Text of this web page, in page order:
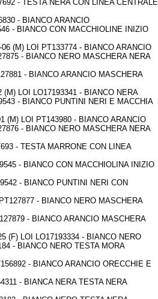
- TESTA NERA CON LINEA CENTRALE
- BIANCO ARANCIO
- BIANCO CON MACCHIOLINE INIZIO
06 (M) LOI PT133774 - BIANCO ARANCIO
- BIANCO NERO MASCHERA NERA
- BIANCO ARANCIO MASCHERA
(M) LOI LO17193341 - BIANCO NERA
- BIANCO PUNTINI NERI E MACCHIA
(M) LOI PT143980 - BIANCO ARANCIO
- BIANCO NERO MASCHERA NERA
- TESTA MARRONE CON LINEA
- BIANCO CON MACCHIOLINA INIZIO
- BIANCO PUNTINI NERI CON
- BIANCO NERO MASCHERA
- BIANCO ARANCIO MASCHERA
(F) LOI LO17193334 - BIANCO NERO
- BIANCO NERO TESTA MORA
- BIANCO ARANCIO ORECCHIE E
- BIANCA NERA TESTA NERA